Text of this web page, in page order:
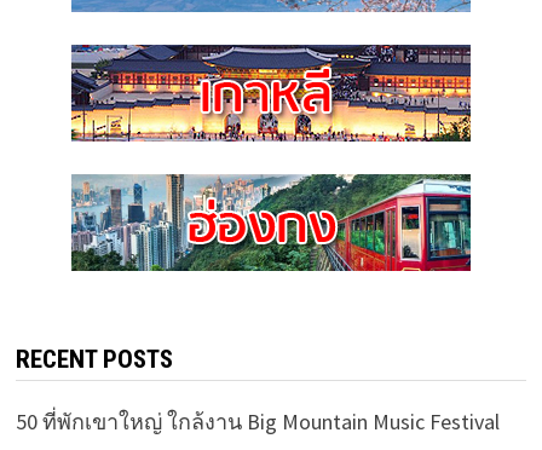
RECENT POSTS
50 ที่พักเขาใหญ่ ใกล้งาน Big Mountain Music Festival